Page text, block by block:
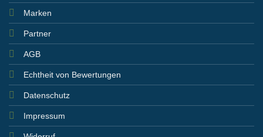
Marken
Partner
AGB
Echtheit von Bewertungen
Datenschutz
Impressum